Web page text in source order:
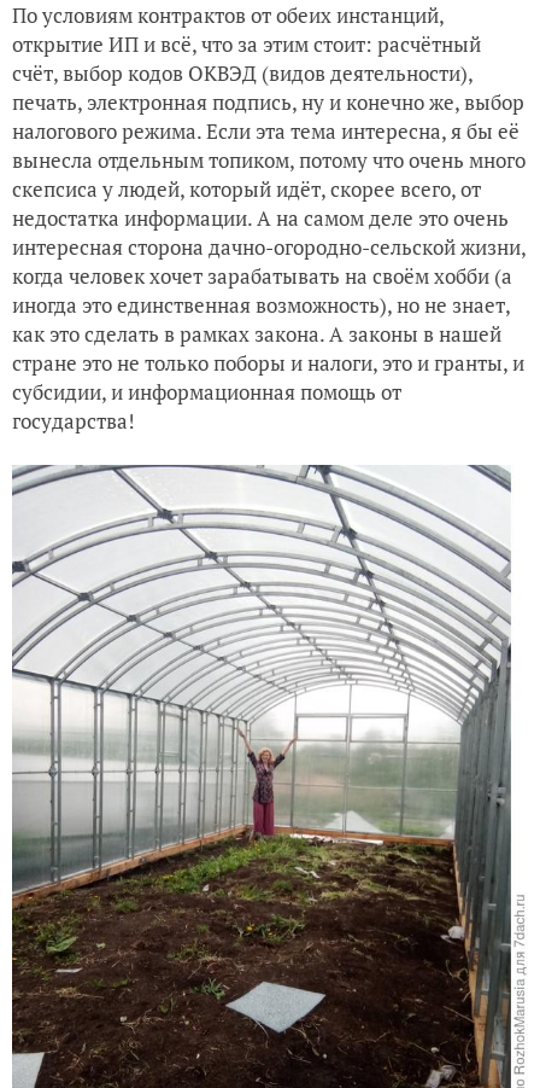
По условиям контрактов от обеих инстанций,
открытие ИП и всё, что за этим стоит: расчётный
счёт, выбор кодов ОКВЭД (видов деятельности),
печать, электронная подпись, ну и конечно же, выбор
налогового режима. Если эта тема интересна, я бы её
вынесла отдельным топиком, потому что очень много
скепсиса у людей, который идёт, скорее всего, от
недостатка информации. А на самом деле это очень
интересная сторона дачно-огородно-сельской жизни,
когда человек хочет зарабатывать на своём хобби (а
иногда это единственная возможность), но не знает,
как это сделать в рамках закона. А законы в нашей
стране это не только поборы и налоги, это и гранты, и
субсидии, и информационная помощь от
государства!